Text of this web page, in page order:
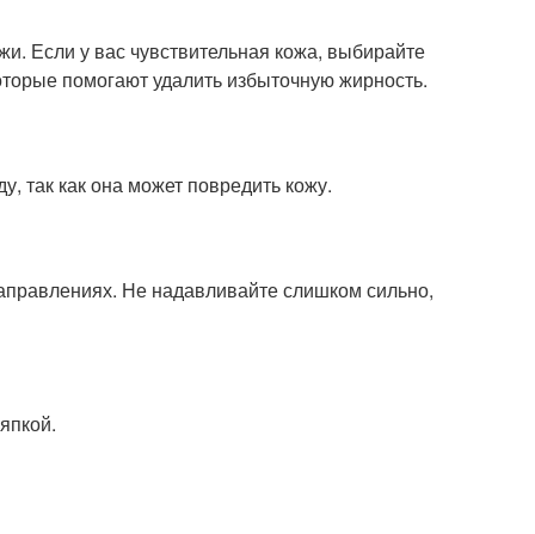
Если у вас чувствительная кожа, выбирайте
помогают удалить избыточную жирность.
так как она может повредить кожу.
Не надавливайте слишком сильно,